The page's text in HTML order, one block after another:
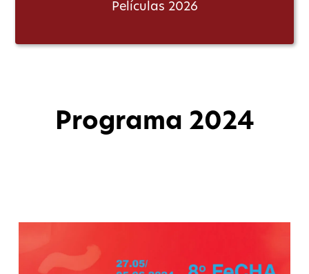
Películas 2026
Programa 2024